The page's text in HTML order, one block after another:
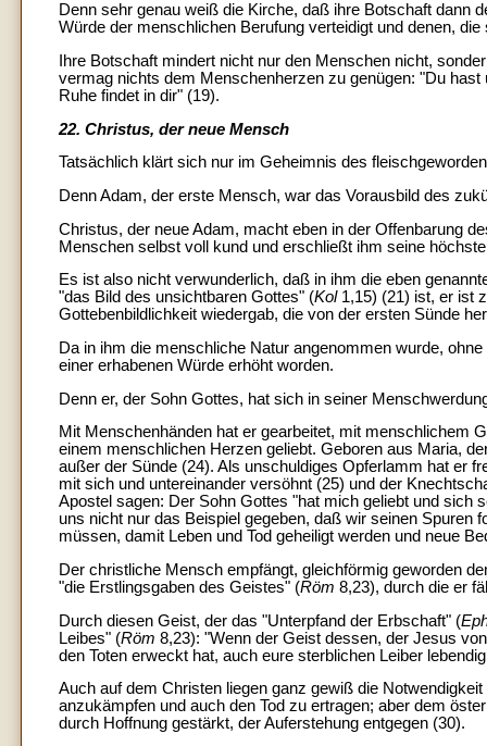
Denn sehr genau weiß die Kirche, daß ihre Botschaft dann
Würde der menschlichen Berufung verteidigt und denen,
Ihre Botschaft mindert nicht nur den Menschen nicht,
vermag nichts dem Menschenherzen zu genügen: "Du
Ruhe findet in dir" (19).
22. Christus, der neue Mensch
Tatsächlich klärt sich nur im Geheimnis des
Denn Adam, der erste Mensch, war das Vorausbild des
Christus, der neue Adam, macht eben in der Offenbarung
Menschen selbst voll kund und erschließt ihm seine
Es ist also nicht verwunderlich, daß in ihm die eben
"das Bild des unsichtbaren Gottes" (Kol1,15) (21) ist, er ist
Gottebenbildlichkeit wiedergab, die von der ersten Sünde
Da in ihm die menschliche Natur angenommen wurde,
einer erhabenen Würde erhöht worden.
Denn er, der Sohn Gottes, hat sich in seiner
Mit Menschenhänden hat er gearbeitet, mit menschlichem
einem menschlichen Herzen geliebt. Geboren aus Maria,
außer der Sünde (24). Als unschuldiges Opferlamm hat er
mit sich und untereinander versöhnt (25) und der
Apostel sagen: Der Sohn Gottes "hat mich geliebt und sich
uns nicht nur das Beispiel gegeben, daß wir seinen Spuren
müssen, damit Leben und Tod geheiligt werden und neue
Der christliche Mensch empfängt, gleichförmig geworden
"die Erstlingsgaben des Geistes" (Röm 8,23), durch die er
Durch diesen Geist, der das "Unterpfand der Erbschaft" (
Leibes" (Röm 8,23): "Wenn der Geist dessen, der Jesus
den Toten erweckt hat, auch eure sterblichen Leiber
Auch auf dem Christen liegen ganz gewiß die
anzukämpfen und auch den Tod zu ertragen; aber dem
durch Hoffnung gestärkt, der Auferstehung entgegen (30).